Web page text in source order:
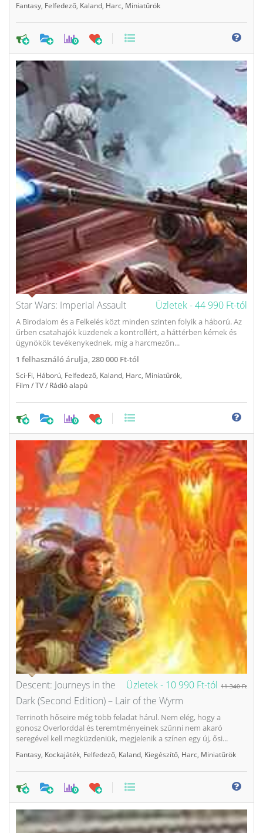
Fantasy, Felfedező, Kaland, Harc, Miniatűrök
0
Üzletek -44 990 Ft-tól
Star Wars: Imperial Assault
A Birodalom és a Felkelés közt minden szinten folyik a háború. Az
űrben csatahajók küzdenek a kontrollért, a háttérben kémek és
ügynökök tevékenykednek, míg a harcmezőn...
1 felhasználó árulja,280 000 Ft-tól
Sci-Fi, Háború, Felfedező, Kaland, Harc, Miniatűrök,
Film / TV / Rádió alapú
0
Üzletek - 10 990 Ft-tól 11 340 Ft
Descent: Journeys in the
Dark (Second Edition) – Lair of the Wyrm
Terrinoth hőseire még több feladat hárul. Nem elég, hogy a
gonosz Overlorddal és teremtményeinek szűnni nem akaró
seregével kell megküzdeniük, megjelenik a színen egy új, ősi...
Fantasy, Kockajáték, Felfedező, Kaland, Kiegészítő, Harc, Miniatűrök
0